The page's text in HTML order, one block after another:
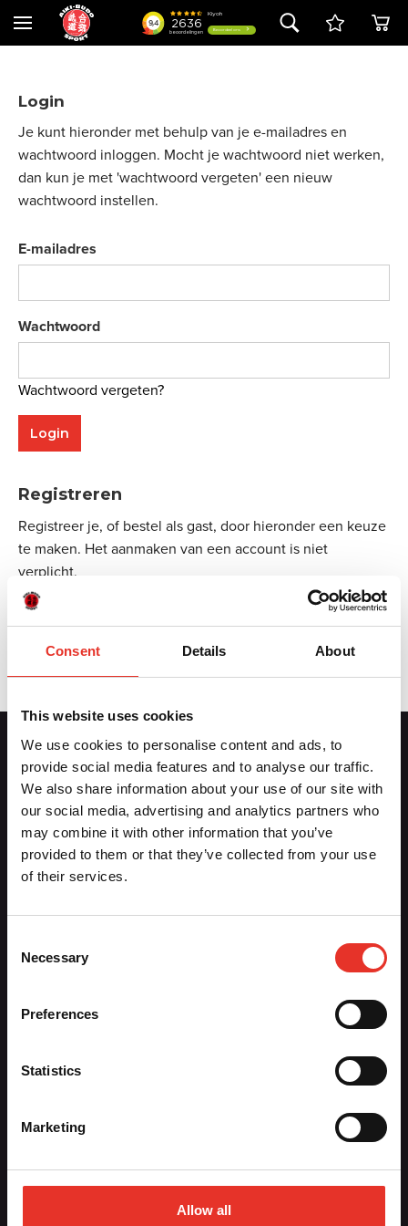
Consent Details About
This website uses cookies
We use cookies to personalise content and ads, to
provide social media features and to analyse our traffic.
We also share information about your use of our site with
our social media, advertising and analytics partners who
may combine it with other information that you’ve
provided to them or that they’ve collected from your use
of their services.
Selection
Necessary
Preferences
Statistics
Marketing
Allow all
Login
Je kunt hieronder met behulp van je e-mailadres en
wachtwoord inloggen. Mocht je wachtwoord niet werken,
dan kun je met 'wachtwoord vergeten' een nieuw
wachtwoord instellen.
E-mailadres
Wachtwoord
Wachtwoord vergeten?
Registreren
Registreer je, of bestel als gast, door hieronder een keuze
te maken. Het aanmaken van een account is niet
verplicht.
Aanmelden
Contactgegevens
Aiki-Budo Sport / Ronin BV
Dennenlaan 28
info@aiki-budo.nl
Webshop